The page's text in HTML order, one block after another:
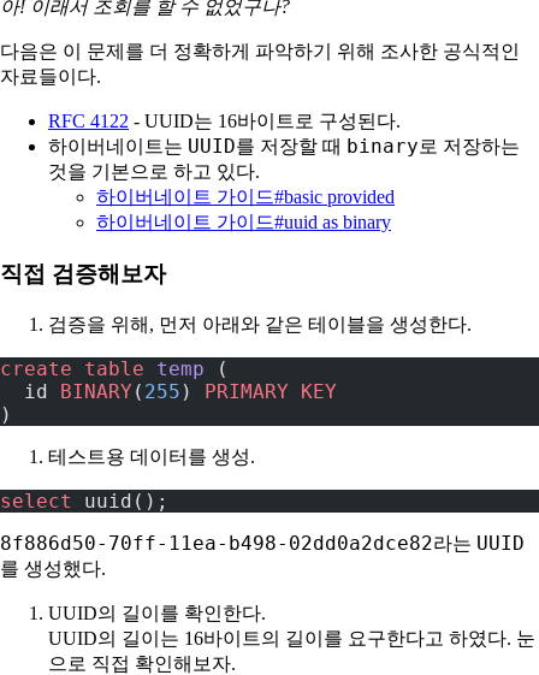
아! 이래서 조회를 할 수 없었구나?
다음은 이 문제를 더 정확하게 파악하기 위해 조사한 공식적인
자료들이다.
RFC 4122 - UUID는 16바이트로 구성된다.
하이버네이트는 UUID를 저장할 때 binary로 저장하는
것을 기본으로 하고 있다.
하이버네이트 가이드#basic provided
하이버네이트 가이드#uuid as binary
직접 검증해보자
검증을 위해, 먼저 아래와 같은 테이블을 생성한다.
create table temp (
  id
BINARY ( 255 ) PRIMARY KEY
)
테스트용 데이터를 생성.
select
uuid();
8f886d50-70ff-11ea-b498-02dd0a2dce82라는 UUID
를 생성했다.
UUID의 길이를 확인한다.
UUID의 길이는 16바이트의 길이를 요구한다고 하였다. 눈
으로 직접 확인해보자.